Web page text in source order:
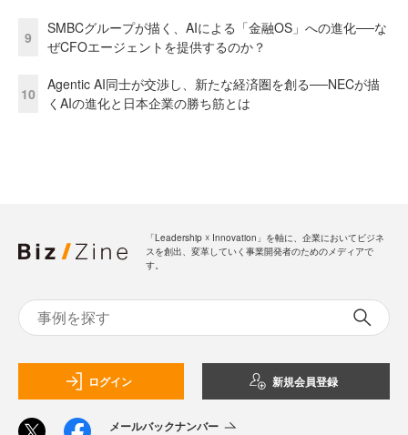
9
SMBCグループが描く、AIによる「金融OS」への進化──な
ぜCFOエージェントを提供するのか？
10
Agentic AI同士が交渉し、新たな経済圏を創る──NECが描
くAIの進化と日本企業の勝ち筋とは
「Leadership ☓ Innovation」を軸に、企業においてビジネ
スを創出、変革していく事業開発者のためのメディアで
す。
ログイン 新規会員登録
メールバックナンバー